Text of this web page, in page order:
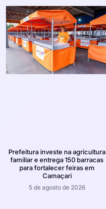
Prefeitura investe na agricultura
familiar e entrega 150 barracas
para fortalecer feiras em
Camaçari
5 de agosto de 2026